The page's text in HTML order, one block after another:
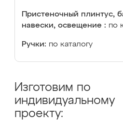
Пристеночный плинтус,
навески, освещение : по
Ручки: по каталогу
Изготовим по
индивидуальному
проекту: